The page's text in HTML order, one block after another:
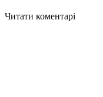
Читати коментарі